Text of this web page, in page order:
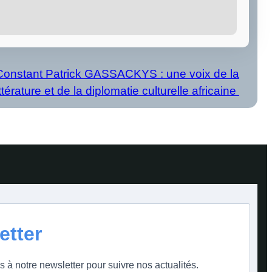
Patrick GASSACKYS : une voix de la
et de la diplomatie culturelle africaine
à notre newsletter pour suivre nos actualités.